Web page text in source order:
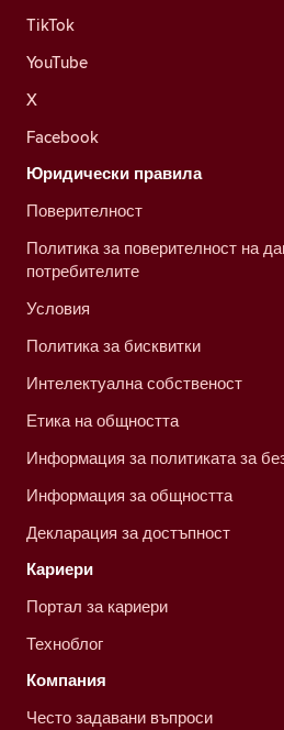
TikTok
YouTube
X
Facebook
Юридически правила
Поверителност
Политика за поверителност на
потребителите
Условия
Политика за бисквитки
Интелектуална собственост
Етика на общността
Информация за политиката за
Информация за общността
Декларация за достъпност
Кариери
Портал за кариери
Техноблог
Компания
Често задавани въпроси